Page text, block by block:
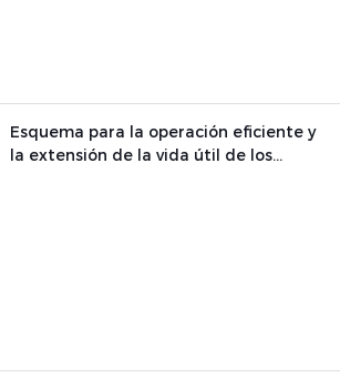
Esquema para la operación eficiente y
la extensión de la vida útil de los